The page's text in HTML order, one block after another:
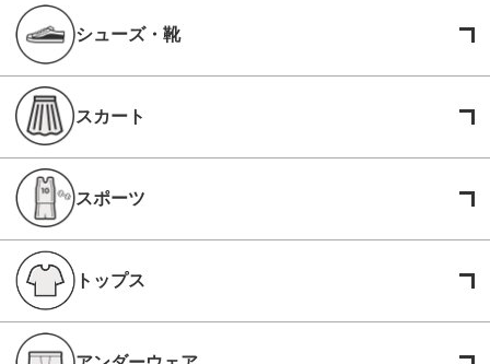
シューズ・靴
スカート
スポーツ
トップス